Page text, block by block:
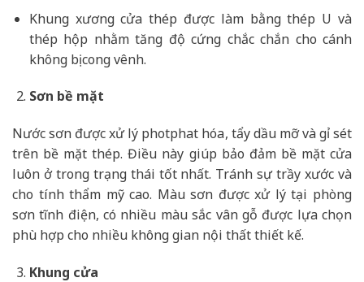
Khung xương cửa thép được làm bằng thép U và
thép hộp nhằm tăng độ cứng chắc chắn cho cánh
không bị cong vênh.
Sơn bề mặt
Nước sơn được xử lý photphat hóa, tẩy dầu mỡ và gỉ sét
trên bề mặt thép. Điều này giúp bảo đảm bề mặt cửa
luôn ở trong trạng thái tốt nhất. Tránh sự trầy xước và
cho tính thẩm mỹ cao. Màu sơn được xử lý tại phòng
sơn tĩnh điện, có nhiều màu sắc vân gỗ được lựa chọn
phù hợp cho nhiều không gian nội thất thiết kế.
Khung cửa